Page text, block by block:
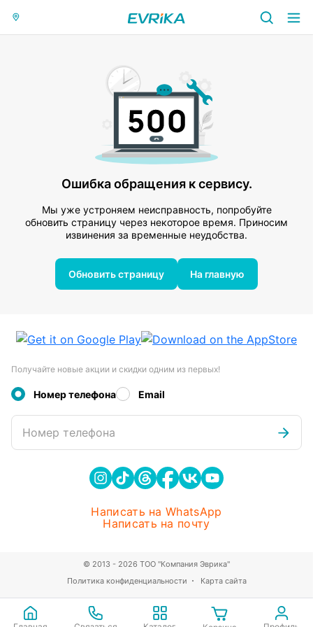
Ошибка обращения к сервису.
Мы уже устроняем неисправность, попробуйте
обновить страницу через некоторое время. Приносим
извинения за временные неудобства.
Обновить страницу На главную
Получайте новые акции и скидки одним из первых!
Номер телефона Email
Номер телефона
Написать на WhatsApp
Написать на почту
Политика конфиденциальности Карта сайта
© 2013 - 2026 ТОО "Компания Эврика"